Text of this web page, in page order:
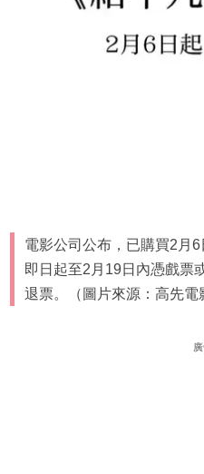
電影公司公布，已購買2月
即日起至2月19日內憑戲票
退票。（圖片來源：高先電